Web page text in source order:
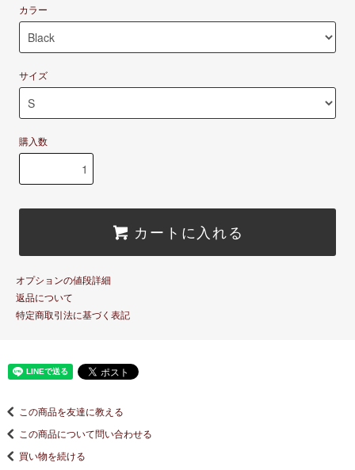
カラー
サイズ
購入数
カートに入れる
オプションの値段詳細
返品について
特定商取引法に基づく表記
この商品を友達に教える
この商品について問い合わせる
買い物を続ける